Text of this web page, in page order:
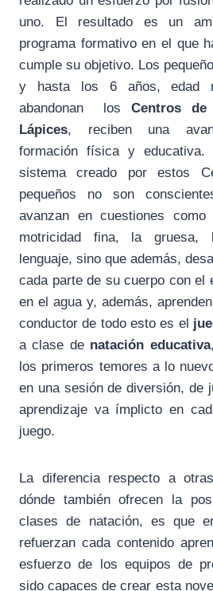
uno. El resultado es un
programa formativo en el que
cumple su objetivo. Los
y hasta los 6 años, edad
abandonan los Centros de
Lápices, reciben una
formación física y
sistema creado por estos
pequeños no son
avanzan en cuestiones
motricidad fina, la gruesa,
lenguaje, sino que además,
cada parte de su cuerpo con el
en el agua y, además,
conductor de todo esto es el
a clase de natación educativa
los primeros temores a lo
en una sesión de diversión, de
aprendizaje va ímplicto en
juego.
La diferencia respecto a
dónde también ofrecen la
clases de natación, es que
refuerzan cada contenido
esfuerzo de los equipos de
sido capaces de crear esta